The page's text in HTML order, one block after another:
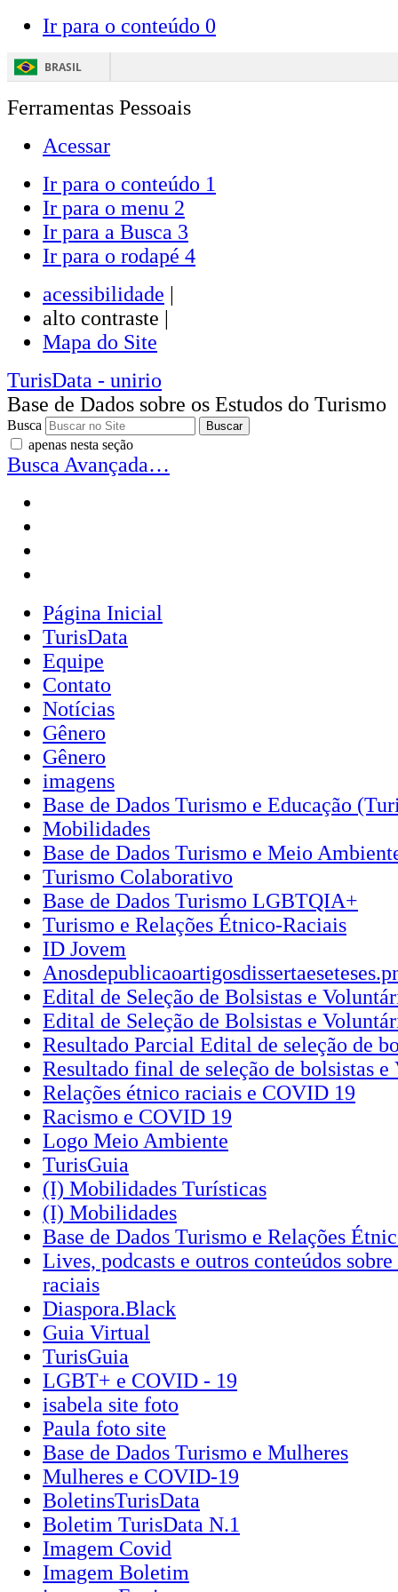
Ir para o conteúdo 0
BRASIL
Ferramentas Pessoais
Acessar
Ir para o conteúdo 1
Ir para o menu 2
Ir para a Busca 3
Ir para o rodapé 4
acessibilidade |
alto contraste |
Mapa do Site
TurisData - unirio
Base de Dados sobre os Estudos do Turismo
Busca
apenas nesta seção
Busca Avançada…
Página Inicial
TurisData
Equipe
Contato
Notícias
Gênero
Gênero
imagens
Base de Dados Turismo e Educação
Mobilidades
Base de Dados Turismo e Meio
Turismo Colaborativo
Base de Dados Turismo LGBTQIA+
Turismo e Relações Étnico-Raciais
ID Jovem
Edital de Seleção de Bolsistas e
Edital de Seleção de Bolsistas e
Resultado Parcial Edital de seleção de
Resultado final de seleção de bolsistas e
Relações étnico raciais e COVID 19
Racismo e COVID 19
Logo Meio Ambiente
TurisGuia
(I) Mobilidades Turísticas
(I) Mobilidades
Base de Dados Turismo e Relações
Lives, podcasts e outros conteúdos
raciais
Diaspora.Black
Guia Virtual
TurisGuia
LGBT+ e COVID - 19
isabela site foto
Paula foto site
Base de Dados Turismo e Mulheres
Mulheres e COVID-19
BoletinsTurisData
Boletim TurisData N.1
Imagem Covid
Imagem Boletim